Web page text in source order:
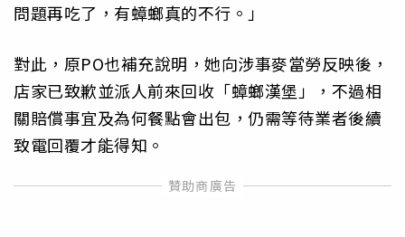
問題再吃了，有蟑螂真的不行。」
對此，原PO也補充說明，她向涉事麥當勞反映後，
店家已致歉並派人前來回收「蟑螂漢堡」，不過相
關賠償事宜及為何餐點會出包，仍需等待業者後續
致電回覆才能得知。